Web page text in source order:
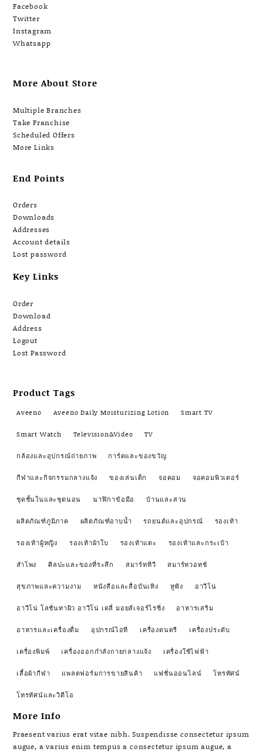
Facebook
Twitter
Instagram
Whatsapp
More About Store
Multiple Branches
Take Franchise
Scheduled Offers
More Links
End Points
Orders
Downloads
Addresses
Account details
Lost password
Key Links
Order
Download
Address
Logout
Lost Password
Product Tags
Aveeno Aveeno Daily Moisturizing Lotion Smart TV
Smart Watch Television&Video TV
กล้องและอุปกรณ์ถ่ายภาพ การ์ดและของขวัญ
กีฬาและกิจกรรมกลางแจ้ง ของเล่นเด็ก จอคอม จอคอมพิวเตอร์
ชุดชั้นในและชุดนอน นาฬิกาข้อมือ บ้านและสวน
ผลิตภัณฑ์ภูมิภาค ผลิตภัณฑ์อาบน้ำ รถยนต์และอุปกรณ์ รองเท้า
รองเท้าผู้หญิง รองเท้าผ้าใบ รองเท้าแตะ รองเท้าและกระเป๋า
ลำโพง ศิลปะและของที่ระลึก สมาร์ททีวี สมาร์ทวอทช์
สุขภาพและความงาม หนังสือและสื่อบันเทิง หูฟัง อาวีโน่
อาวีโน่ โลชั่นทาผิว อาวีโน่ เดลี่ มอยส์เจอร์ไรซิ่ง อาหารเสริม
อาหารและเครื่องดื่ม อุปกรณ์ไอที เครื่องดนตรี เครื่องประดับ
เครื่องพิมพ์ เครื่องออกกำลังกายกลางแจ้ง เครื่องใช้ไฟฟ้า
เสื้อผ้ากีฬา แพลตฟอร์มการขายสินค้า แฟชั่นออนไลน์ โทรทัศน์
โทรทัศน์และวิดีโอ
More Info
Praesent varius erat vitae nibh. Suspendisse consectetur ipsum
augue, a varius enim tempus a consectetur ipsum augue, a